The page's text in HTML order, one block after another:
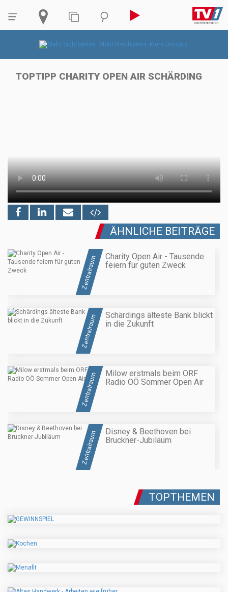
TOPTIPP CHARITY OPEN AIR SCHÄRDING
ÄHNLICHE BEITRÄGE
Zentralraum
Charity Open Air - Tausende
feiern für guten Zweck
Zentralraum
Schärdings älteste Bank blickt
in die Zukunft
Zentralraum
Milow erstmals beim ORF
Radio OÖ Sommer Open Air
Zentralraum
Disney & Beethoven bei
Bruckner-Jubiläum
TOPTHEMEN